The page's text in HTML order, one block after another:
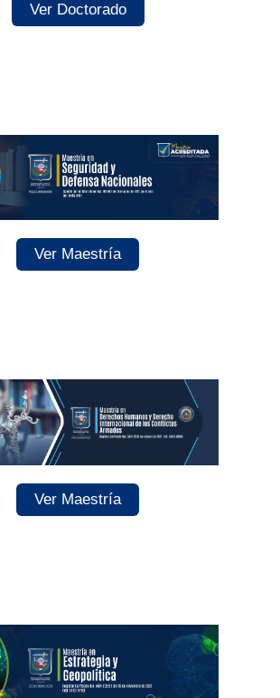
Ver Doctorado
Ver Maestría
Ver Maestría